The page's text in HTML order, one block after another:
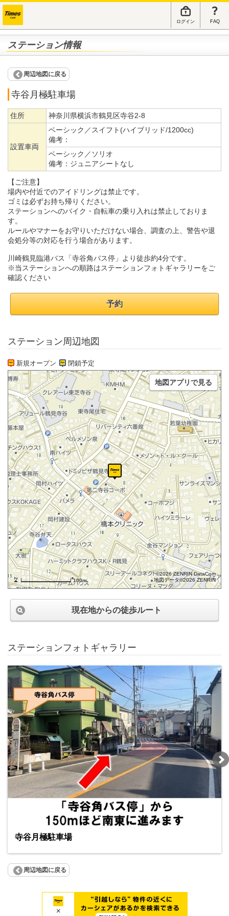
ログイン FAQ
ステーション情報
周辺地図に戻る
寺谷月極駐車場
住所 神奈川県横浜市鶴見区寺谷2-8
設置車両
ベーシック／スイフト(ハイブリッド/1200cc)
備考：
ベーシック／ソリオ
備考： ジュニアシートなし
【ご注意】
場内や付近でのアイドリングは禁止です。
ゴミは必ずお持ち帰りください。
ステーションへのバイク・自転車の乗り入れは禁止しておりま
す。
ルールやマナーをお守りいただけない場合、調査の上、警告や退
会処分等の対応を行う場合があります。
川崎鶴見臨港バス「寺谷角バス停」より徒歩約4分です。
※当ステーションへの順路はステーションフォトギャラリーをご
確認ください
予約
ステーション周辺地図
新規オープン 閉鎖予定
100m
©2026 ZENRIN DataCom
地図データ©2026 ZENRIN
地図アプリで見る
現在地からの徒歩ルート
ステーションフォトギャラリー
寺谷月極駐車場
周辺地図に戻る